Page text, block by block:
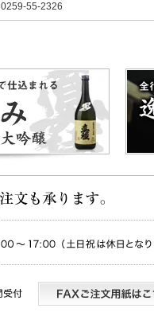
0259-55-2326